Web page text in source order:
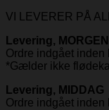
VI LEVERER PÅ
Levering, MORGEN
Ordre indgået inden
*Gælder ikke
Levering, MIDDAG
Ordre indgået inden